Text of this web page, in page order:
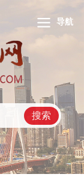
导航
搜索